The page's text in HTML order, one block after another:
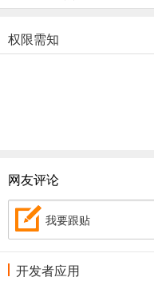
权限需知
网友评论
我要跟贴
开发者应用